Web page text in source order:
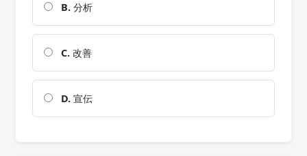
B. 分析
C. 改善
D. 宣伝